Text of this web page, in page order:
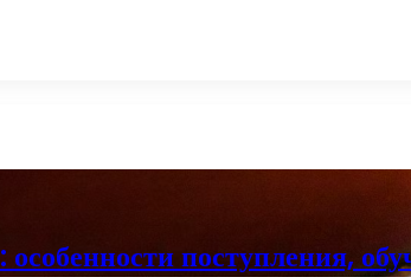
поступления,